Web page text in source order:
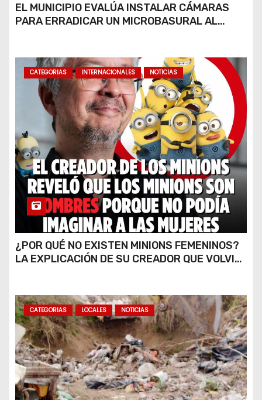
EL MUNICIPIO EVALÚA INSTALAR CÁMARAS
PARA ERRADICAR UN MICROBASURAL AL
CATEGORIAS INTERNACIONALES NOTICIAS
¿POR QUÉ NO EXISTEN MINIONS FEMENINOS?
LA EXPLICACIÓN DE SU CREADOR QUE VOLVIÓ
CATEGORIAS LOCALES NOTICIAS